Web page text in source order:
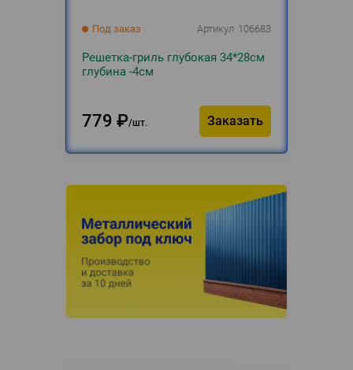
Под заказ Артикул 106683
Решетка-гриль глубокая 34*28см
глубина -4см
779 ₽ шт. Заказать